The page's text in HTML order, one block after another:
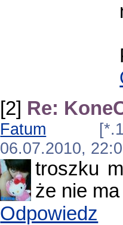
[2] Re:
Fatum
06.07.2010,
troszku
że nie
Odpowiedz